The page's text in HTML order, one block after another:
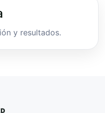
y resultados.